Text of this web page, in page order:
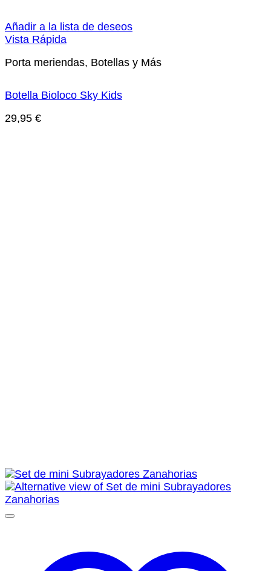
Añadir a la lista de deseos
Vista Rápida
Porta meriendas, Botellas y Más
Botella Bioloco Sky Kids
29,95 €